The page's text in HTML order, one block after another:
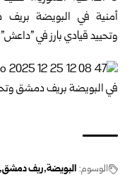
الوسوم: البويضة ريف دمشق